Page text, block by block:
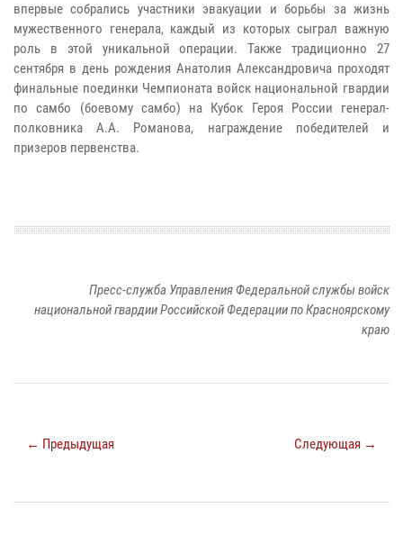
впервые собрались участники эвакуации и борьбы за жизнь
мужественного генерала, каждый из которых сыграл важную
роль в этой уникальной операции. Также традиционно 27
сентября в день рождения Анатолия Александровича проходят
финальные поединки Чемпионата войск национальной гвардии
по самбо (боевому самбо) на Кубок Героя России генерал-
полковника А.А. Романова, награждение победителей и
призеров первенства.
Пресс-служба Управления Федеральной службы войск
национальной гвардии Российской Федерации по Красноярскому
краю
← Предыдущая Следующая →